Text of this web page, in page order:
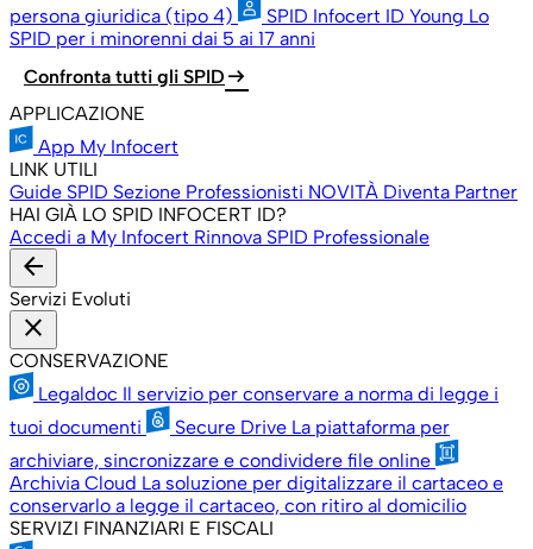
persona giuridica (tipo 4)
SPID Infocert ID Young Lo
SPID per i minorenni dai 5 ai 17 anni
Confronta tutti gli SPID arrow_right_alt
APPLICAZIONE
App My Infocert
LINK UTILI
Guide SPID Sezione Professionisti NOVITÀ Diventa Partner
HAI GIÀ LO SPID INFOCERT ID?
Accedi a My Infocert Rinnova SPID Professionale
arrow_back
Servizi Evoluti
close
CONSERVAZIONE
Legaldoc Il servizio per conservare a norma di legge i
tuoi documenti
Secure Drive La piattaforma per
archiviare, sincronizzare e condividere file online
Archivia Cloud La soluzione per digitalizzare il cartaceo e
conservarlo a legge il cartaceo, con ritiro al domicilio
SERVIZI FINANZIARI E FISCALI